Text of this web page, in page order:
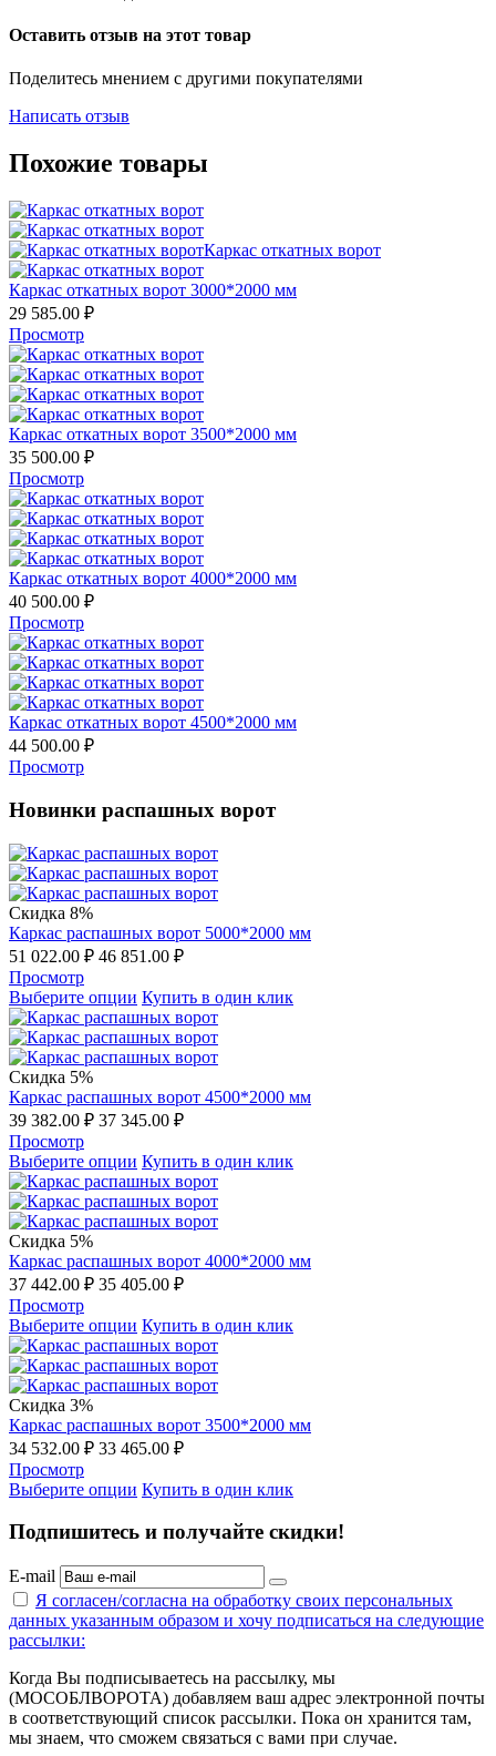
Оставить отзыв на этот товар
Поделитесь мнением с другими покупателями
Написать отзыв
Похожие товары
Каркас откатных ворот 3000*2000 мм
29 585.00 ₽
Просмотр
Каркас откатных ворот 3500*2000 мм
35 500.00 ₽
Просмотр
Каркас откатных ворот 4000*2000 мм
40 500.00 ₽
Просмотр
Каркас откатных ворот 4500*2000 мм
44 500.00 ₽
Просмотр
Новинки распашных ворот
Скидка 8%
Каркас распашных ворот 5000*2000 мм
51 022.00 ₽ 46 851.00 ₽
Просмотр
Выберите опции Купить в один клик
Скидка 5%
Каркас распашных ворот 4500*2000 мм
39 382.00 ₽ 37 345.00 ₽
Просмотр
Выберите опции Купить в один клик
Скидка 5%
Каркас распашных ворот 4000*2000 мм
37 442.00 ₽ 35 405.00 ₽
Просмотр
Выберите опции Купить в один клик
Скидка 3%
Каркас распашных ворот 3500*2000 мм
34 532.00 ₽ 33 465.00 ₽
Просмотр
Выберите опции Купить в один клик
Подпишитесь и получайте скидки!
E-mail
Я согласен/согласна на обработку своих персональных
данных указанным образом и хочу подписаться на следующие
рассылки:
Когда Вы подписываетесь на рассылку, мы
(МОСОБЛВОРОТА) добавляем ваш адрес электронной почты
в соответствующий список рассылки. Пока он хранится там,
мы знаем, что сможем связаться с вами при случае.